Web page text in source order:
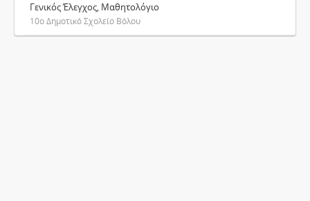
Γενικός Έλεγχος, Μαθητολόγιο
10ο Δημοτικό Σχολείο Βόλου